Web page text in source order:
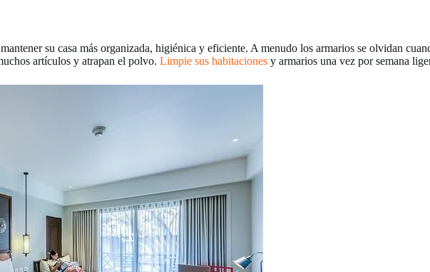
su casa más organizada, higiénica y eficiente. A menudo los armarios se olvidan
artículos y atrapan el polvo. Limpie sus habitaciones y armarios una vez por semana